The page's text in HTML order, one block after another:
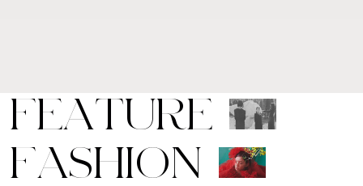
FEATURE
FASHION